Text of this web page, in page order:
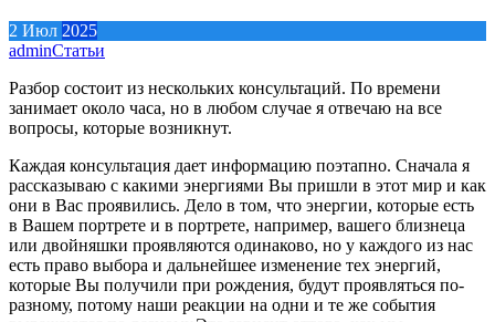
2 Июл 2025
adminСтатьи
Разбор состоит из нескольких консультаций. По времени
занимает около часа, но в любом случае я отвечаю на все
вопросы, которые возникнут.
Каждая консультация дает информацию поэтапно. Сначала я
рассказываю с какими энергиями Вы пришли в этот мир и как
они в Вас проявились. Дело в том, что энергии, которые есть
в Вашем портрете и в портрете, например, вашего близнеца
или двойняшки проявляются одинаково, но у каждого из нас
есть право выбора и дальнейшее изменение тех энергий,
которые Вы получили при рождения, будут проявляться по-
разному, потому наши реакции на одни и те же события